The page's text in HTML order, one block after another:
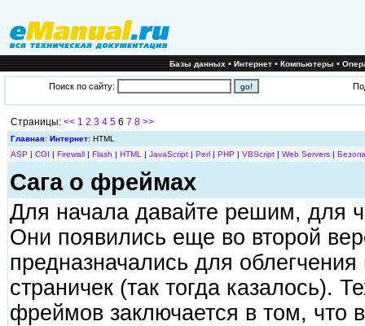
Базы данных•Интернет•Компьютеры•
Поиск по сайту:
Страницы: << 1 2 3 4 56 7 8 >>
Главная: Интернет: HTML
ASP| CGI | Firewall| Flash | HTML | JavaScript| Perl| PHP| VBScript| Web Servers|
Сага о фреймах
Для начала давайте решим, для
Они появились еще во второй
предназначались для
страничек (так тогда казалось).
фреймов заключается в том, что